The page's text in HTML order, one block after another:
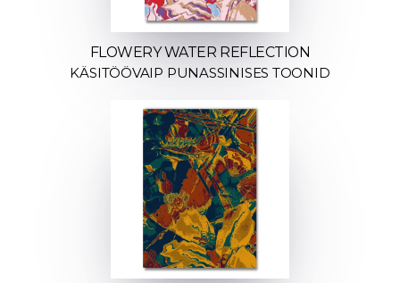
FLOWERY WATER REFLECTION
KÄSITÖÖVAIP PUNASSINISES TOONID